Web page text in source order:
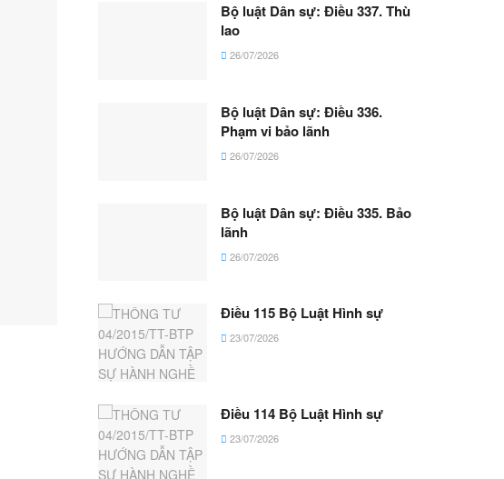
Bộ luật Dân sự: Điều 337. Thù
lao
26/07/2026
Bộ luật Dân sự: Điều 336.
Phạm vi bảo lãnh
26/07/2026
Bộ luật Dân sự: Điều 335. Bảo
lãnh
26/07/2026
Điều 115 Bộ Luật Hình sự
23/07/2026
Điều 114 Bộ Luật Hình sự
23/07/2026